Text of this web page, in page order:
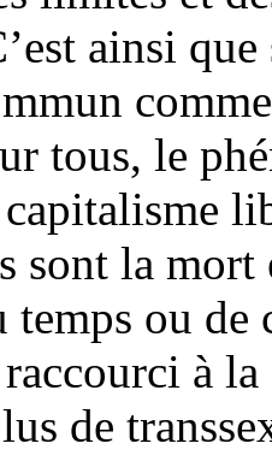
ainsi que
tous, le
capitalisme
sont la mort
temps ou
raccourci à
de